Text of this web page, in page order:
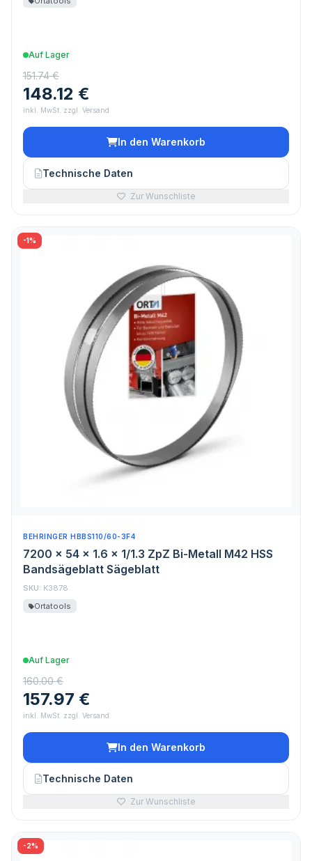
Auf Lager
151.74 €
148.12 €
inkl. MwSt. zzgl. Versand
In den Warenkorb
Technische Daten
Zur Wunschliste
-1%
BEHRINGER HBBS110/60-3F4
7200 x 54 x 1.6 x 1/1.3 ZpZ Bi-Metall M42 HSS
Bandsägeblatt Sägeblatt
SKU: K3878
Ortatools
Auf Lager
160.00 €
157.97 €
inkl. MwSt. zzgl. Versand
In den Warenkorb
Technische Daten
Zur Wunschliste
-2%